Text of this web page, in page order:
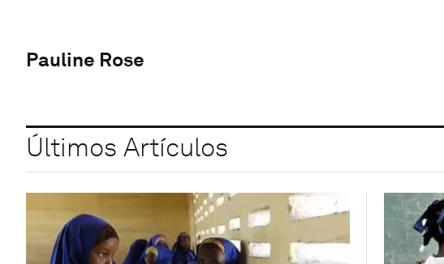
Pauline Rose
Últimos Artículos